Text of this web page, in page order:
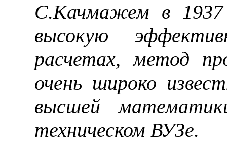
С.Качмажем в
высокую
расчетах, метод
очень широко
высшей
техническом ВУЗе.